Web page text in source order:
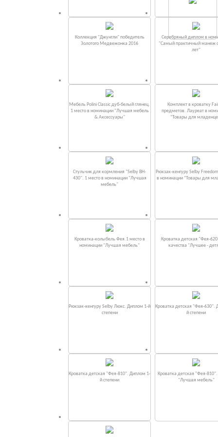
Коллекция "Джунгли" победитель
Золотого Медвежонка 2016
Серебряный диплом в
"Самый практичный манеж
лет"
Мебель Polini Classic дуб-белый глянец.
1 место в номинации "Лучшая мебель
& Аксессуары"
Комплект в кроватку
предметов. Лауреат в
“Товары для
Стульчик для кормления "Selby BH-
430". 1 место в номинации "Лучшая
мебель"
Рюкзак-кенгуру Selby
в номинации “Товары для
Кроватка-колыбель Фея.1 место в
номинации "Лучшая мебель"
Кроватка детская "Фея-
качества "Лучшее -
Рюкзак-кенгуру Selby Люкс. Диплом 1-й
степени
Кроватка детская "Фея-630".
й степени
Кроватка детская "Фея-810". Диплом 1-
й степени
Кроватка детская "Фея-
"Лучшая мебель"